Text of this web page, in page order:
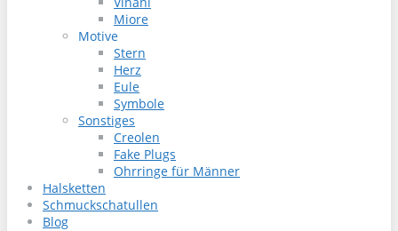
Miore
Motive
Stern
Herz
Eule
Symbole
Sonstiges
Creolen
Fake Plugs
Ohrringe für Männer
Halsketten
Schmuckschatullen
Blog